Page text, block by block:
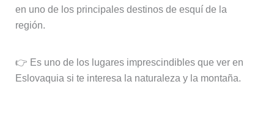
en uno de los principales destinos de esquí de la
región.
👉 Es uno de los lugares imprescindibles que ver en
Eslovaquia si te interesa la naturaleza y la montaña.